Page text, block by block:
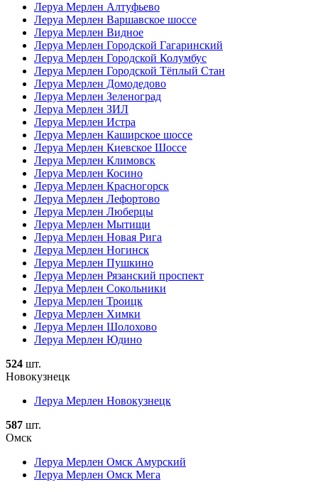
Леруа Мерлен Алтуфьево
Леруа Мерлен Варшавское шоссе
Леруа Мерлен Видное
Леруа Мерлен Городской Гагаринский
Леруа Мерлен Городской Колумбус
Леруа Мерлен Городской Тёплый Стан
Леруа Мерлен Домодедово
Леруа Мерлен Зеленоград
Леруа Мерлен ЗИЛ
Леруа Мерлен Истра
Леруа Мерлен Каширское шоссе
Леруа Мерлен Киевское Шоссе
Леруа Мерлен Климовск
Леруа Мерлен Косино
Леруа Мерлен Красногорск
Леруа Мерлен Лефортово
Леруа Мерлен Люберцы
Леруа Мерлен Мытищи
Леруа Мерлен Новая Рига
Леруа Мерлен Ногинск
Леруа Мерлен Пушкино
Леруа Мерлен Рязанский проспект
Леруа Мерлен Сокольники
Леруа Мерлен Троицк
Леруа Мерлен Химки
Леруа Мерлен Шолохово
Леруа Мерлен Юдино
524 шт.
Новокузнецк
Леруа Мерлен Новокузнецк
587 шт.
Омск
Леруа Мерлен Омск Амурский
Леруа Мерлен Омск Мега